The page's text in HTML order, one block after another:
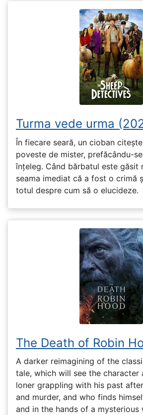
Turma vede urma
În fiecare seară, un cioban
poveste de mister, prefăcându-
înțeleg. Când bărbatul este găsit
seama imediat că a fost o crimă
totul despre cum să o elucideze.
The Death of Robin
A darker reimagining of the
tale, which will see the character
loner grappling with his past
and murder, and who finds
and in the hands of a mysterious